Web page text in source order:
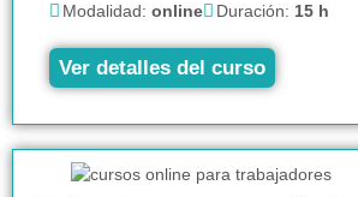
Modalidad: online Duración: 15 h
Ver detalles del curso